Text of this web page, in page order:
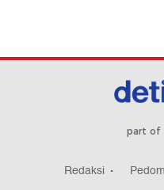
part of
Redaksi